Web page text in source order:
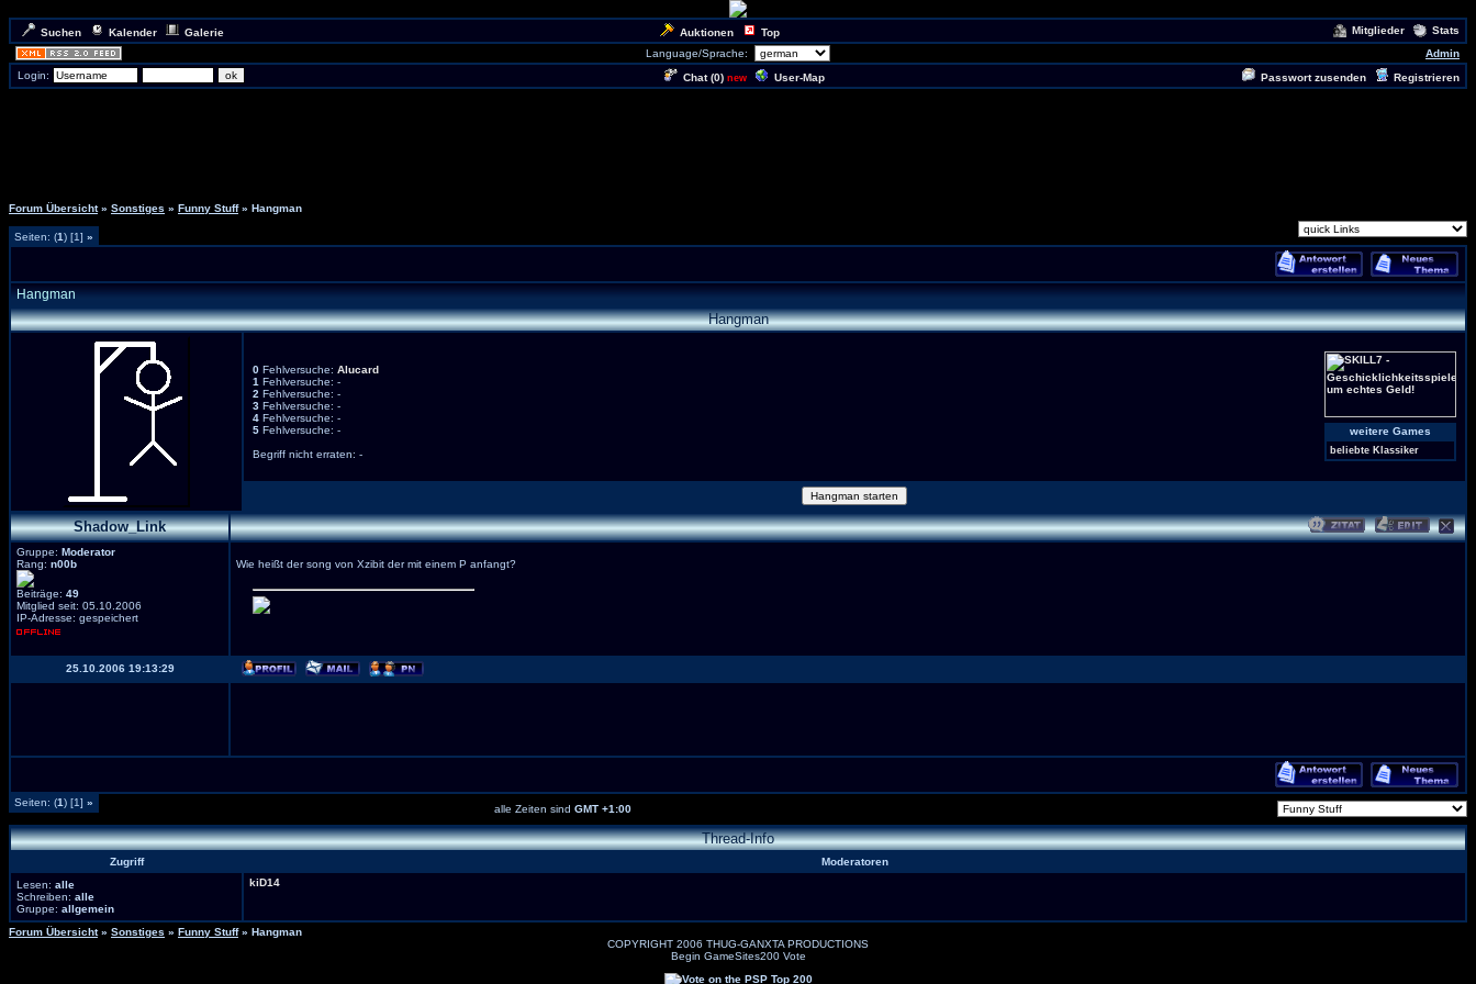
Suchen Kalender Galerie Auktionen Top Mitglieder
Stats
Language/Sprache:
Admin
Login:
Chat (0) new User-Map Passwort zusenden Registrieren
Forum Übersicht » Sonstiges » Funny Stuff » Hangman
Seiten: (1) [1] »
Hangman
Hangman
weitere Games
beliebte Klassiker
0 Fehlversuche: Alucard
1 Fehlversuche: -
2 Fehlversuche: -
3 Fehlversuche: -
4 Fehlversuche: -
5 Fehlversuche: -
Begriff nicht erraten: -
Shadow_Link
Gruppe: Moderator
Rang: n00b
Beiträge: 49
Mitglied seit: 05.10.2006
IP-Adresse: gespeichert
Wie heißt der song von Xzibit der mit einem P anfangt?
25.10.2006 19:13:29
Seiten: (1) [1] »
alle Zeiten sind GMT +1:00
Thread-Info
Zugriff
Moderatoren
Lesen: alle
Schreiben: alle
Gruppe: allgemein
kiD14
Forum Übersicht » Sonstiges » Funny Stuff » Hangman
COPYRIGHT 2006 THUG-GANXTA PRODUCTIONS
Begin GameSites200 Vote